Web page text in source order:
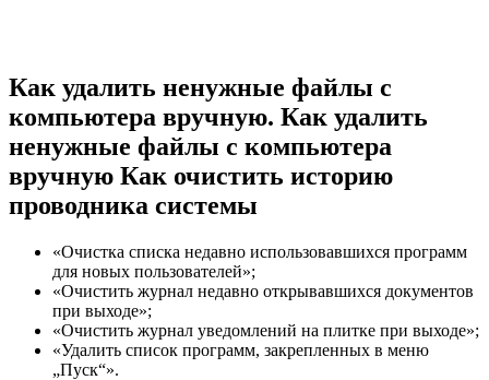
Как удалить ненужные файлы с
компьютера вручную. Как удалить
ненужные файлы с компьютера
вручную Как очистить историю
проводника системы
«Очистка списка недавно использовавшихся программ
для новых пользователей»;
«Очистить журнал недавно открывавшихся документов
при выходе»;
«Очистить журнал уведомлений на плитке при выходе»;
«Удалить список программ, закрепленных в меню
„Пуск“».